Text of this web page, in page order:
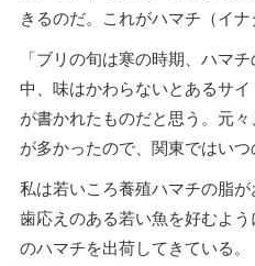
きるのだ。これがハマチ（イ
「ブリの旬は寒の時期、ハマ
中、味はかわらないとあるサ
が書かれたものだと思う。元
が多かったので、関東ではい
私は若いころ養殖ハマチの脂
歯応えのある若い魚を好むよ
のハマチを出荷してきている。